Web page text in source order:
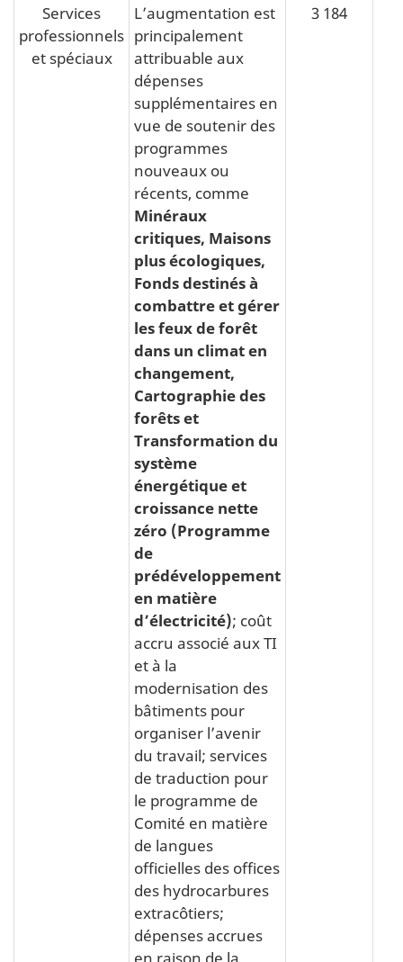
Services
professionnels
et spéciaux
L’augmentation est
principalement
attribuable aux
dépenses
supplémentaires en
vue de soutenir des
programmes
nouveaux ou
récents, comme
Minéraux
critiques, Maisons
plus écologiques,
Fonds destinés à
combattre et gérer
les feux de forêt
dans un climat en
changement,
Cartographie des
forêts et
Transformation du
système
énergétique et
croissance nette
zéro (Programme
de
prédéveloppement
en matière
d’électricité); coût
accru associé aux TI
et à la
modernisation des
bâtiments pour
organiser l’avenir
du travail; services
de traduction pour
le programme de
Comité en matière
de langues
officielles des offices
des hydrocarbures
extracôtiers;
dépenses accrues
en raison de la
3 184